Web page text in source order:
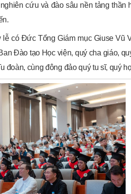
cứu và đào sâu nền tảng
lễ có Đức Tổng Giám mục Giuse
Đào tạo Học viện, quý cha giáo,
đoàn, cùng đông đảo quý tu sĩ, quý